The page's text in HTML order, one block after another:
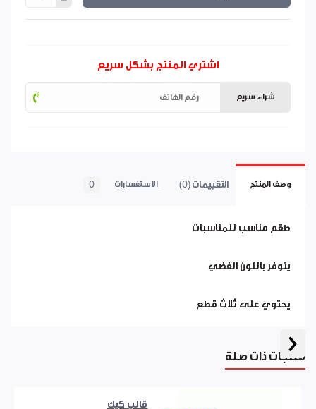
‹
اشتري المنتج بشكل سريع
شراء سريع
وصف المنتج التقييمات (0) الاستفسارات 0
طقم مناسب للمناسبات
يتوفر باللون الفضي
يحتوي على ثلاث قطع
منتجات ذات صلة
قالب كيك